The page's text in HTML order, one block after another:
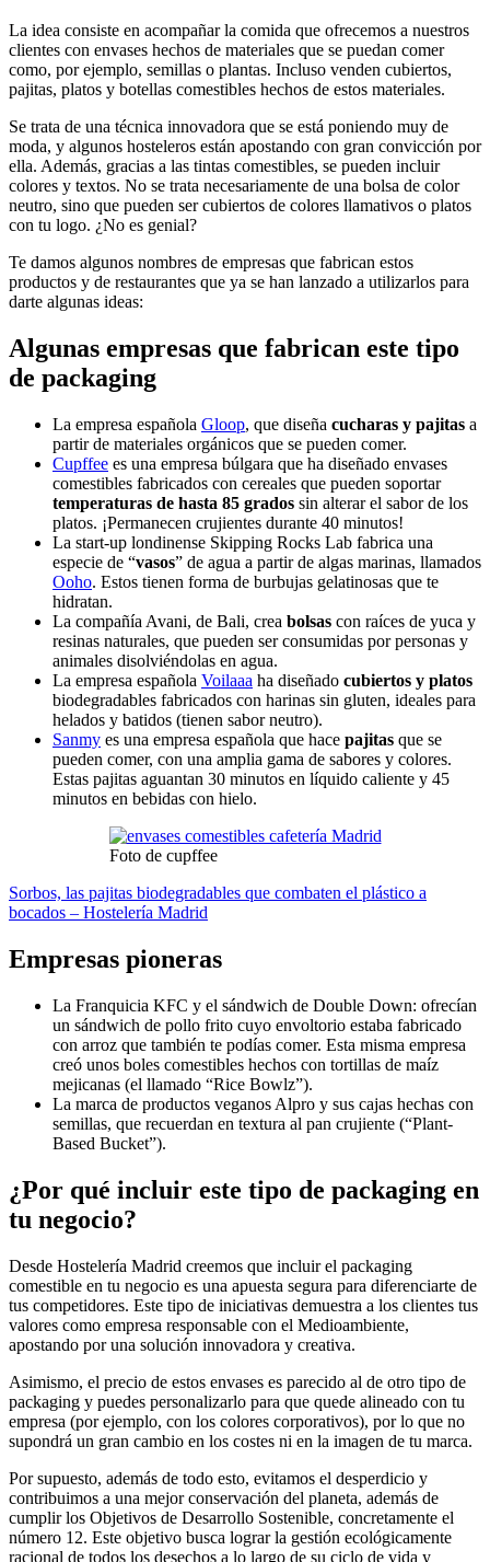
La idea consiste en acompañar la comida que ofrecemos a nuestros
clientes con envases hechos de materiales que se puedan comer
como, por ejemplo, semillas o plantas. Incluso venden cubiertos,
pajitas, platos y botellas comestibles hechos de estos materiales.
Se trata de una técnica innovadora que se está poniendo muy de
moda, y algunos hosteleros están apostando con gran convicción por
ella. Además, gracias a las tintas comestibles, se pueden incluir
colores y textos. No se trata necesariamente de una bolsa de color
neutro, sino que pueden ser cubiertos de colores llamativos o platos
con tu logo. ¿No es genial?
Te damos algunos nombres de empresas que fabrican estos
productos y de restaurantes que ya se han lanzado a utilizarlos para
darte algunas ideas:
Algunas empresas que fabrican este tipo
de packaging
La empresa española Gloop, que diseña cucharas y pajitas a
partir de materiales orgánicos que se pueden comer.
Cupffee es una empresa búlgara que ha diseñado envases
comestibles fabricados con cereales que pueden soportar
temperaturas de hasta 85 grados sin alterar el sabor de los
platos. ¡Permanecen crujientes durante 40 minutos!
La start-up londinense Skipping Rocks Lab fabrica una
especie de “vasos” de agua a partir de algas marinas, llamados
Ooho. Estos tienen forma de burbujas gelatinosas que te
hidratan.
La compañía Avani, de Bali, crea bolsas con raíces de yuca y
resinas naturales, que pueden ser consumidas por personas y
animales disolviéndolas en agua.
La empresa española Voilaaa ha diseñado cubiertos y platos
biodegradables fabricados con harinas sin gluten, ideales para
helados y batidos (tienen sabor neutro).
Sanmy es una empresa española que hace pajitas que se
pueden comer, con una amplia gama de sabores y colores.
Estas pajitas aguantan 30 minutos en líquido caliente y 45
minutos en bebidas con hielo.
Foto de cupffee
Sorbos, las pajitas biodegradables que combaten el plástico a
bocados – Hostelería Madrid
Empresas pioneras
La Franquicia KFC y el sándwich de Double Down: ofrecían
un sándwich de pollo frito cuyo envoltorio estaba fabricado
con arroz que también te podías comer. Esta misma empresa
creó unos boles comestibles hechos con tortillas de maíz
mejicanas (el llamado “Rice Bowlz”).
La marca de productos veganos Alpro y sus cajas hechas con
semillas, que recuerdan en textura al pan crujiente (“Plant-
Based Bucket”).
¿Por qué incluir este tipo de packaging en
tu negocio?
Desde Hostelería Madrid creemos que incluir el packaging
comestible en tu negocio es una apuesta segura para diferenciarte de
tus competidores. Este tipo de iniciativas demuestra a los clientes tus
valores como empresa responsable con el Medioambiente,
apostando por una solución innovadora y creativa.
Asimismo, el precio de estos envases es parecido al de otro tipo de
packaging y puedes personalizarlo para que quede alineado con tu
empresa (por ejemplo, con los colores corporativos), por lo que no
supondrá un gran cambio en los costes ni en la imagen de tu marca.
Por supuesto, además de todo esto, evitamos el desperdicio y
contribuimos a una mejor conservación del planeta, además de
cumplir los Objetivos de Desarrollo Sostenible, concretamente el
número 12. Este objetivo busca lograr la gestión ecológicamente
racional de todos los desechos a lo largo de su ciclo de vida y